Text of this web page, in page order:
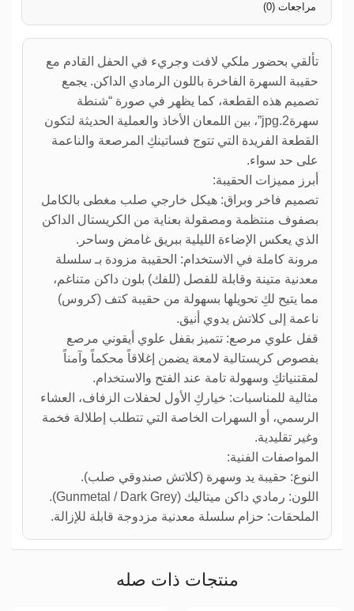
مراجعات (0)
تألقي بحضور ملكي لافت وجريء في الحفل القادم مع
حقيبة السهرة الفاخرة باللون الرمادي الداكن. يجمع
تصميم هذه القطعة، كما يظهر في صورة “شنطة
سهرة2.jpg”، بين اللمعان الأخاذ والعملية الحديثة لتكون
القطعة الفريدة التي تتوج فساتينكِ المرصعة والناعمة
على حد سواء.
أبرز مميزات الحقيبة:
تصميم فاخر وبراق: هيكل خارجي صلب مغطى بالكامل
بصفوف منتظمة ومصقولة بعناية من الكريستال الداكن
الذي يعكس الإضاءة الليلية ببريق غامض وساحر.
مرونة كاملة في الاستخدام: الحقيبة مزودة بـ سلسلة
معدنية متينة وقابلة للفصل (للفك) بلون داكن متناغم،
مما يتيح لكِ تحويلها بسهولة من حقيبة كتف (كروس)
ناعمة إلى كلاتش يدوي أنيق.
قفل علوي مرصع: تتميز بقفل علوي أيقوني مرصع
بفصوص كريستالية لامعة يضمن إغلاقاً محكماً وآمناً
لمقتنياتكِ وسهولة تامة عند الفتح والاستخدام.
مثالية للمناسبات: خياركِ الأول لحفلات الزفاف، العشاء
الرسمي، أو السهرات الخاصة التي تتطلب إطلالة فخمة
وغير تقليدية.
المواصفات الفنية:
النوع: حقيبة يد وسهرة (كلاتش صندوقي صلب).
اللون: رمادي داكن ميتاليك (Gunmetal / Dark Grey).
الملحقات: حزام سلسلة معدنية مزدوجة قابلة للإزالة.
منتجات ذات صله